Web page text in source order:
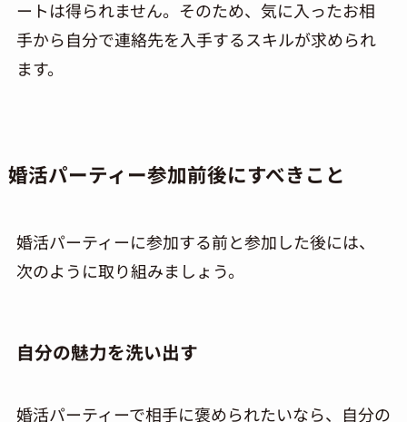
ートは得られません。そのため、気に入ったお相
手から自分で連絡先を入手するスキルが求められ
ます。
婚活パーティー参加前後にすべきこと
婚活パーティーに参加する前と参加した後には、
次のように取り組みましょう。
自分の魅力を洗い出す
婚活パーティーで相手に褒められたいなら、自分の